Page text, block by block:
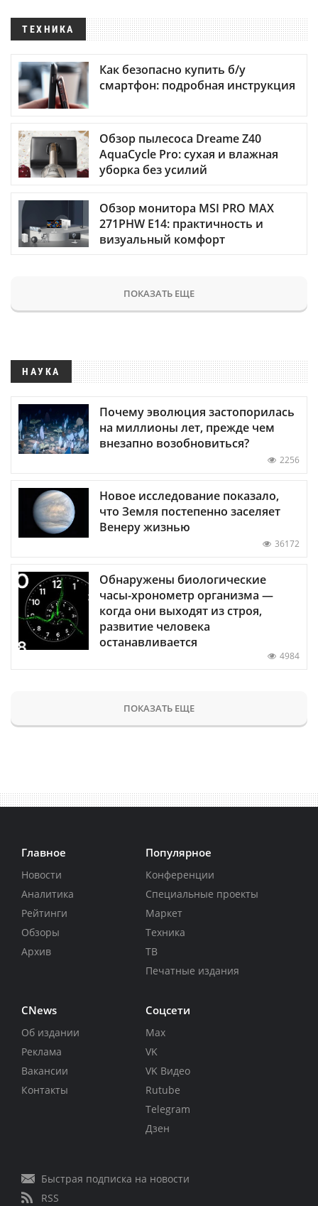
ТЕХНИКА
Как безопасно купить б/у
смартфон: подробная инструкция
Обзор пылесоса Dreame Z40
AquaCycle Pro: сухая и влажная
уборка без усилий
Обзор монитора MSI PRO MAX
271PHW E14: практичность и
визуальный комфорт
ПОКАЗАТЬ ЕЩЕ
НАУКА
Почему эволюция застопорилась
на миллионы лет, прежде чем
внезапно возобновиться?
2256
Новое исследование показало,
что Земля постепенно заселяет
Венеру жизнью
36172
Обнаружены биологические
часы-хронометр организма —
когда они выходят из строя,
развитие человека
останавливается
4984
ПОКАЗАТЬ ЕЩЕ
Главное
Новости
Аналитика
Рейтинги
Обзоры
Архив
Популярное
Конференции
Специальные проекты
Маркет
Техника
ТВ
Печатные издания
CNews
Об издании
Реклама
Вакансии
Контакты
Соцсети
Max
VK
VK Видео
Rutube
Telegram
Дзен
Быстрая подписка на новости
RSS